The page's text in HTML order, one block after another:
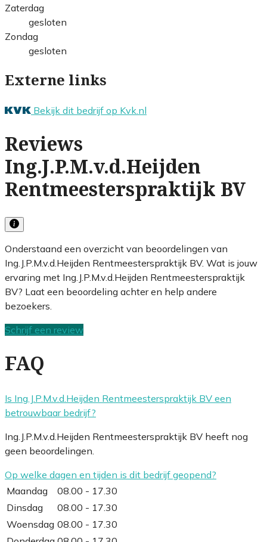
Zaterdag
gesloten
Zondag
gesloten
Externe links
Bekijk dit bedrijf op Kvk.nl
Reviews
Ing.J.P.M.v.d.Heijden
Rentmeesterspraktijk BV
Onderstaand een overzicht van beoordelingen van
Ing.J.P.M.v.d.Heijden Rentmeesterspraktijk BV. Wat is jouw
ervaring met Ing.J.P.M.v.d.Heijden Rentmeesterspraktijk
BV? Laat een beoordeling achter en help andere
bezoekers.
Schrijf een review
FAQ
Is Ing.J.P.M.v.d.Heijden Rentmeesterspraktijk BV een
betrouwbaar bedrijf?
Ing.J.P.M.v.d.Heijden Rentmeesterspraktijk BV heeft nog
geen beoordelingen.
Op welke dagen en tijden is dit bedrijf geopend?
Maandag
08.00 - 17.30
Dinsdag
08.00 - 17.30
Woensdag 08.00 - 17.30